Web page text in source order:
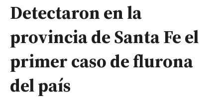
Detectaron en la
provincia de Santa Fe el
primer caso de flurona
del país